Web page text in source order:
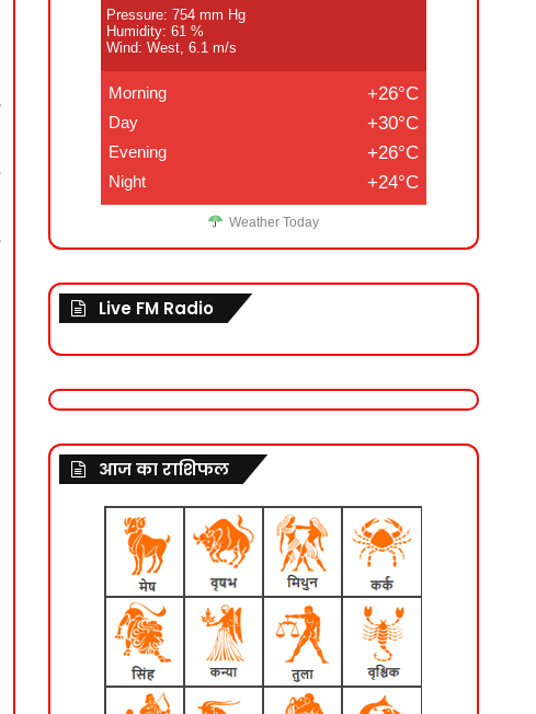
Pressure: 754 mm Hg
Humidity: 61 %
Wind: West, 6.1 m/s
Morning +26°C
Day +30°C
Evening +26°C
Night +24°C
Weather Today
Live FM Radio
आज का राशिफल